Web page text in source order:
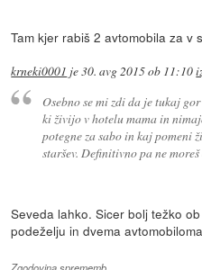
Tam kjer rabiš 2 avtomobila za v
krneki0001 je30. avg 2015 ob 11:10
Osebno se mi zdi da je tukaj
ki živijo v hotelu mama in
potegne za sabo in kaj pomeni
staršev. Definitivno pa ne
Seveda lahko. Sicer bolj težko
podeželju in dvema